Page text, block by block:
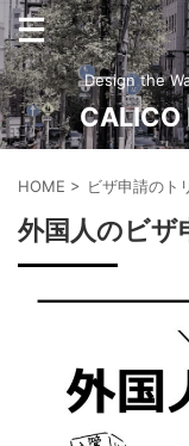
Design the
CALICO
HOME > ビザ申請のト
外国人のビザ